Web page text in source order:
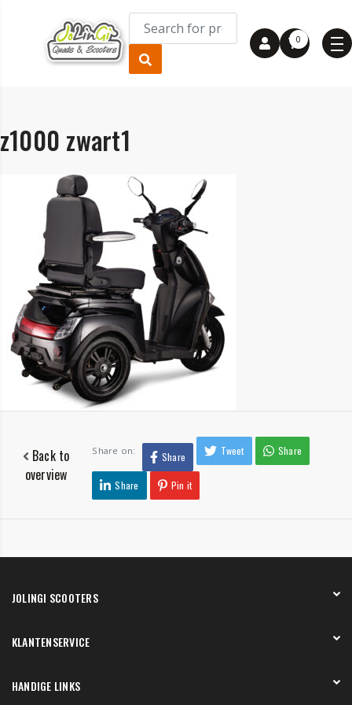
0
z1000 zwart1
Back to
overview
Share on: Share Tweet Share
Share Pin it
JOLINGI SCOOTERS
Onze showroom
KLANTENSERVICE
Verzending en bezorging
HANDIGE LINKS